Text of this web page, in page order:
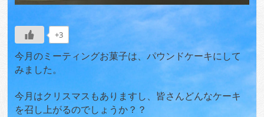
+3
今月のミーティングお菓子は、パウンドケーキにして
みました。
今月はクリスマスもありますし、皆さんどんなケーキ
を召し上がるのでしょうか？？